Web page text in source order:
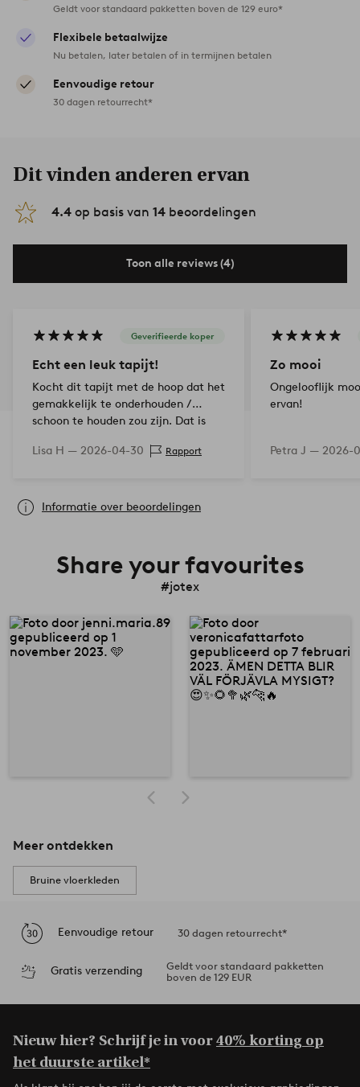
Geldt voor standaard pakketten boven de 129 euro*
Flexibele betaalwijze
Nu betalen, later betalen of in termijnen betalen
Eenvoudige retour
30 dagen retourrecht*
Dit vinden anderen ervan
4.4 op basis van 14 beoordelingen
Toon alle reviews (4)
Geverifieerde koper
Echt een leuk tapijt!
Kocht dit tapijt met de hoop dat het
gemakkelijk te onderhouden /
schoon te houden zou zijn. Dat is
zacht. 5/5 toast
Lisa H — 2026-04-30 Rapport
Zo mooi
Ongelooflijk
ervan!
Petra J — 2026-
Informatie over beoordelingen
Share your favourites
#jotex
Meer ontdekken
Bruine vloerkleden
Eenvoudige retour 30 dagen retourrecht*
Gratis verzending
Geldt voor standaard pakketten
boven de 129 EUR
Nieuw hier? Schrijf je in voor40% korting op
het duurste artikel*